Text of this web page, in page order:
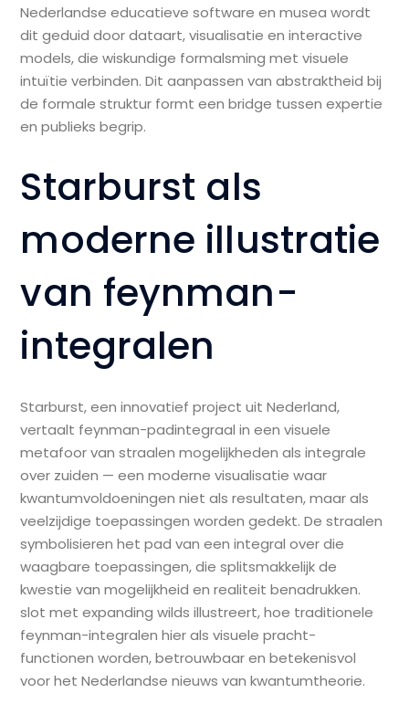
Nederlandse educatieve software en musea wordt
dit geduid door dataart, visualisatie en interactive
models, die wiskundige formalsming met visuele
intuïtie verbinden. Dit aanpassen van abstraktheid bij
de formale struktur formt een bridge tussen expertie
en publieks begrip.
Starburst als
moderne illustratie
van feynman-
integralen
Starburst, een innovatief project uit Nederland,
vertaalt feynman-padintegraal in een visuele
metafoor van straalen mogelijkheden als integrale
over zuiden — een moderne visualisatie waar
kwantumvoldoeningen niet als resultaten, maar als
veelzijdige toepassingen worden gedekt. De straalen
symbolisieren het pad van een integral over die
waagbare toepassingen, die splitsmakkelijk de
kwestie van mogelijkheid en realiteit benadrukken.
slot met expanding wilds illustreert, hoe traditionele
feynman-integralen hier als visuele pracht-
functionen worden, betrouwbaar en betekenisvol
voor het Nederlandse nieuws van kwantumtheorie.